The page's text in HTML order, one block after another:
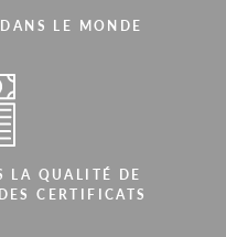
LE MONDE
LA QUALITÉ DE
CERTIFICATS